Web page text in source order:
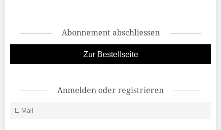
Abonnement abschliessen
Zur Bestellseite
Anmelden oder registrieren